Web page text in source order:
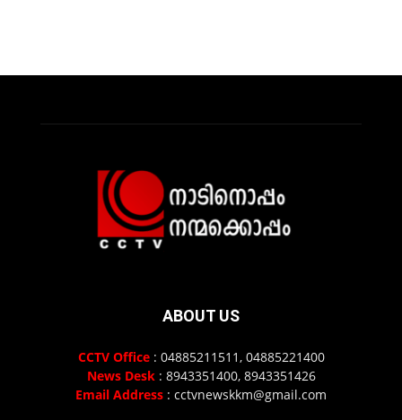
ABOUT US
CCTV Office: 04885211511, 04885221400
News Desk: 8943351400, 8943351426
Email Address : cctvnewskkm@gmail.com